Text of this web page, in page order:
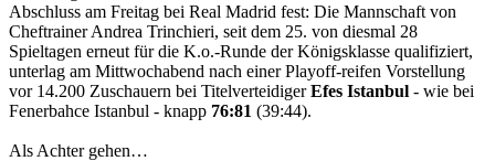
Abschluss am Freitag bei Real Madrid fest: Die Mannschaft von
Cheftrainer Andrea Trinchieri, seit dem 25. von diesmal 28
Spieltagen erneut für die K.o.-Runde der Königsklasse qualifiziert,
unterlag am Mittwochabend nach einer Playoff-reifen Vorstellung
vor 14.200 Zuschauern bei TitelverteidigerEfes Istanbul - wie bei
Fenerbahce Istanbul - knapp 76:81 (39:44).
Als Achter gehen…